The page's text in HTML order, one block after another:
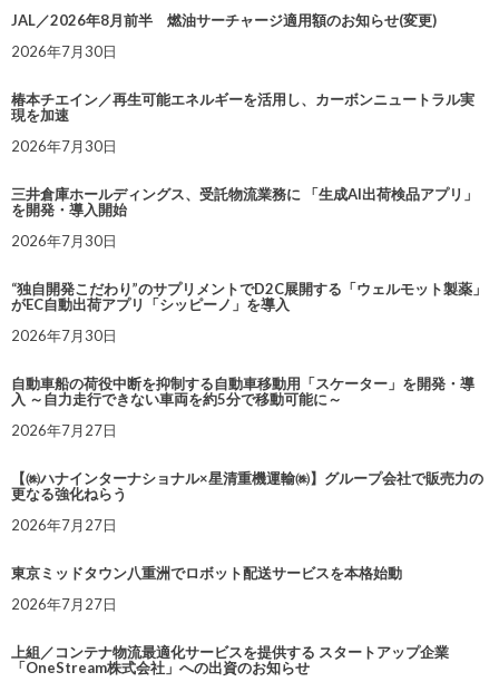
JAL／2026年8月前半 燃油サーチャージ適用額のお知らせ(変更)
2026年7月30日
椿本チエイン／再生可能エネルギーを活用し、カーボンニュートラル実
現を加速
2026年7月30日
三井倉庫ホールディングス、受託物流業務に 「生成AI出荷検品アプリ」
を開発・導入開始
2026年7月30日
“独自開発こだわり”のサプリメントでD2C展開する「ウェルモット製薬」
がEC自動出荷アプリ「シッピーノ」を導入
2026年7月30日
自動車船の荷役中断を抑制する自動車移動用「スケーター」を開発・導
入 ～自力走行できない車両を約5分で移動可能に～
2026年7月27日
【㈱ハナインターナショナル×星清重機運輸㈱】グループ会社で販売力の
更なる強化ねらう
2026年7月27日
東京ミッドタウン八重洲でロボット配送サービスを本格始動
2026年7月27日
上組／コンテナ物流最適化サービスを提供する スタートアップ企業
「OneStream株式会社」への出資のお知らせ